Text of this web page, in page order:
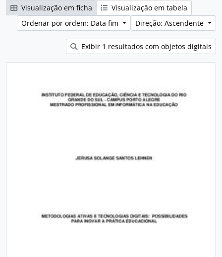
Visualização em ficha
Visualização em tabela
Ordenar por ordem: Data fim
Direção: Ascendente
Exibir 1 resultados com objetos digitais